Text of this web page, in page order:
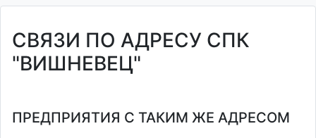
СВЯЗИ ПО АДРЕСУ СПК
"ВИШНЕВЕЦ"
ПРЕДПРИЯТИЯ С ТАКИМ ЖЕ АДРЕСОМ